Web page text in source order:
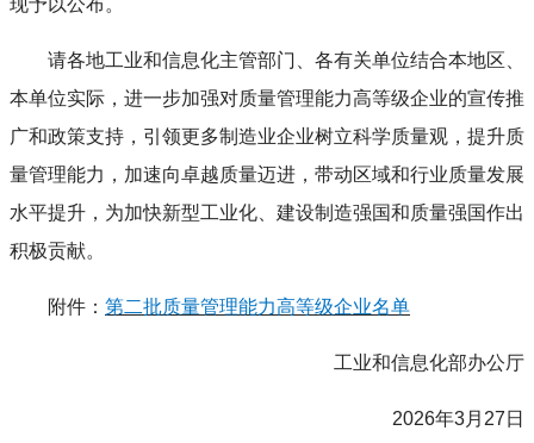
请各地工业和信息化主管部门、各有关单位结合本地区、
本单位实际，进一步加强对质量管理能力高等级企业的宣传推
广和政策支持，引领更多制造业企业树立科学质量观，提升质
量管理能力，加速向卓越质量迈进，带动区域和行业质量发展
水平提升，为加快新型工业化、建设制造强国和质量强国作出
积极贡献。
附件： 第二批质量管理能力高等级企业名单
工业和信息化部办公厅
2026年3月27日